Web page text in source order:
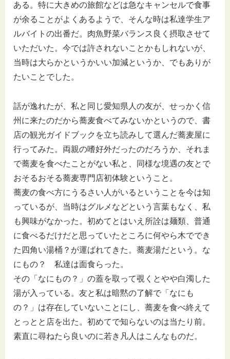
ある。特に大きめの旅館などは急なキャンセルで食事
が余ることがよくあるようで、そんな時は私達学生ア
ルバイトの出番だ。肉魚野菜バランス良く摂取させて
いただいた。今では許されないことかもしれないが、
当時は大らかというかいい加減というか、でもありが
たいことでした。
話が逸れたが、私と同じ愛知県人の友が、せっかく信
州に来たのだから蕎麦食べてみないかというので、書
店の観光ガイドブックを立ち読みして選んだ蕎麦屋に
行ってみた。両親の嗜好外だったのだろうか、それま
で蕎麦を食べたことがない私と、同様な境遇の友とで
おそるおそる蕎麦専門店初体験ということ。
蕎麦の食べ方にうるさい人がいるということを今は知
っているが、当時はグルメなどという言葉もなく、私
も興味がなかった。初めてとはいえ所詮は麺類、普通
に食べるだけだと思っていたところに何やら木ででき
た四角い湯桶？が運ばれてきた。蕎麦湯だという。な
にもの？ 私達は面食らった。
その「なにもの？」の蓋を取って覗くとやや白濁した
湯が入っている。友と私は暗黙の了解で「なにも
の？」は存在していないことにし、蕎麦を食べ終えて
とっとと店を出た。初めてで知らないのは当たり前。
素直に尋ねたら良いのに若き凡人はこんなものだ。